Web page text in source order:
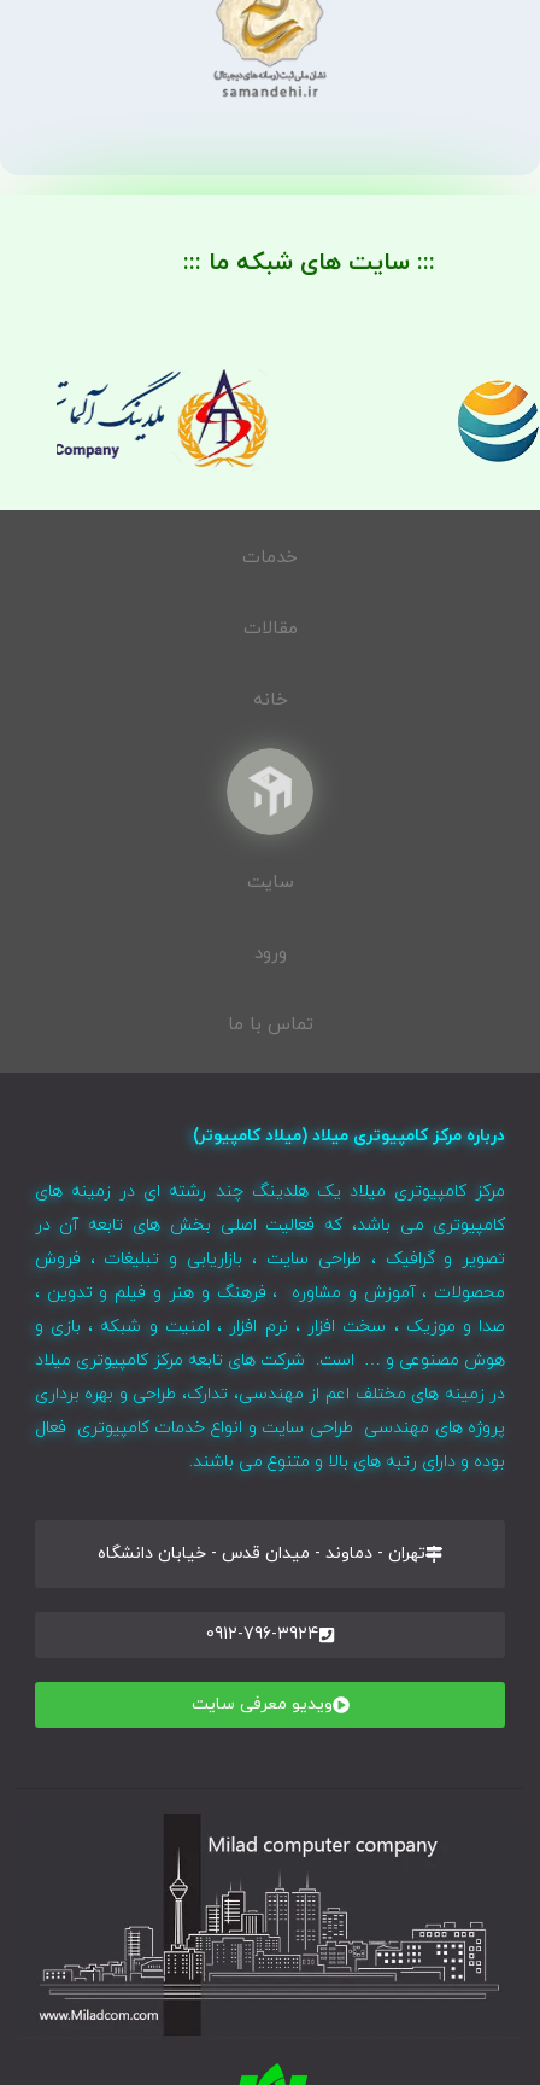
::: سایت های شبکه ما :::
خدمات
مقالات
خانه
سایت
ورود
تماس با ما
درباره مرکز کامپیوتری میلاد (میلاد کامپیوتر)
مرکز کامپیوتری میلاد یک هلدینگ چند رشته ای در زمینه های
کامپیوتری می باشد، که فعالیت اصلی بخش های تابعه آن در
تصویر و گرافیک ، طراحی سایت ، بازاریابی و تبلیغات ، فروش
محصولات ، آموزش و مشاوره ، فرهنگ و هنر و فیلم و تدوین ،
صدا و موزیک ، سخت افزار ، نرم افزار ، امنیت و شبکه ، بازی و
هوش مصنوعی و … است. شرکت های تابعه مرکز کامپیوتری میلاد
در زمینه های مختلف اعم از مهندسی، تدارک، طراحی و بهره برداری
پروژه های مهندسی طراحی سایت و انواع خدمات کامپیوتری فعال
بوده و دارای رتبه های بالا و متنوع می باشند.
تهران - دماوند - میدان قدس - خیابان دانشگاه
0912-796-3924
ویدیو معرفی سایت